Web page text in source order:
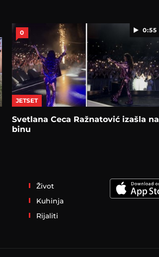
0:55
0
JETSET
Svetlana Ceca Ražnatović izašla na
binu
Život
Kuhinja
Rijaliti